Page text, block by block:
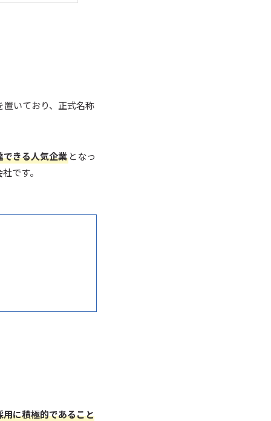
いており、正式名称
きる人気企業 となっ
です。
用に積極的であること